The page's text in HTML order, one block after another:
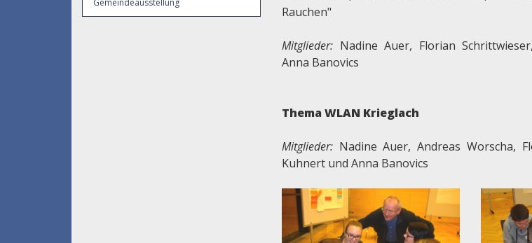
Gemeindeausstellung
Rauchen"
Mitglieder: Nadine Auer, Florian
Anna Banovics
Thema WLAN Krieglach
Mitglieder: Nadine Auer, Andreas Worscha,
Kuhnert und Anna Banovics